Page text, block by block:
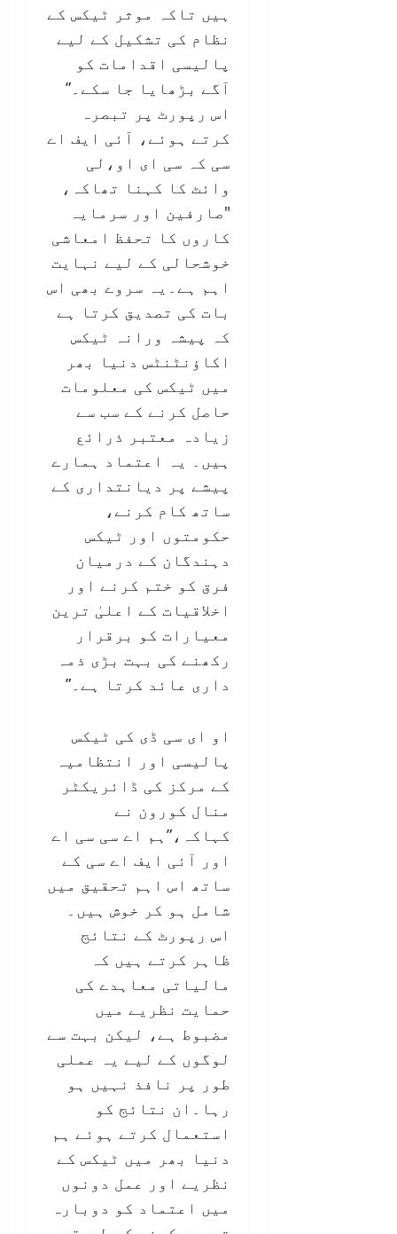
ہیں تاکہ موثر ٹیکس کے
نظام کی تشکیل کے لیے
پالیسی اقدامات کو
آگے بڑھایا جا سکے۔”
اس رپورٹ پر تبصرہ
کرتے ہوئے، آئی ایف اے
سی کہ سی ای او،لی
وائٹ کا کہنا تھاکہ،
"صارفین اور سرمایہ
کاروں کا تحفظ امعاشی
خوشحالی کے لیے نہایت
اہم ہے۔یہ سروے بھی اس
بات کی تصدیق کرتا ہے
کہ پیشہ ورانہ ٹیکس
اکاؤنٹنٹس دنیا بھر
میں ٹیکس کی معلومات
حاصل کرنے کے سب سے
زیادہ معتبر ذرائع
ہیں۔ یہ اعتماد ہمارے
پیشے پر دیانتداری کے
ساتھ کام کرنے،
حکومتوں اور ٹیکس
دہندگان کے درمیان
فرق کو ختم کرنے اور
اخلاقیات کے اعلیٰ ترین
معیارات کو برقرار
رکھنے کی بہت بڑی ذمہ
داری عائد کرتا ہے۔”
او ای سی ڈی کی ٹیکس
پالیسی اور انتظامیہ
کے مرکز کی ڈائریکٹر
منال کورون نے
کہاکہ،”ہم اے سی سی اے
اور آئی ایف اے سی کے
ساتھ اس اہم تحقیق میں
شامل ہو کر خوش ہیں۔
اس رپورٹ کے نتائج
ظاہر کرتے ہیں کہ
مالیاتی معاہدے کی
حمایت نظریے میں
مضبوط ہے، لیکن بہت سے
لوگوں کے لیے یہ عملی
طور پر نافذ نہیں ہو
رہا۔ان نتائج کو
استعمال کرتے ہوئے ہم
دنیا بھر میں ٹیکس کے
نظریے اور عمل دونوں
میں اعتماد کو دوبارہ